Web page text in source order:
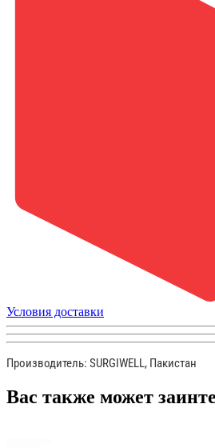
Условия доставки
Производитель: SURGIWELL, Пакистан
Вас также может